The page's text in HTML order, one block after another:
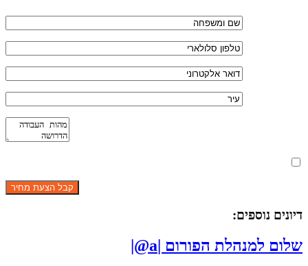
דיונים נוספים:
שלום למנהלת הפורום |a@|